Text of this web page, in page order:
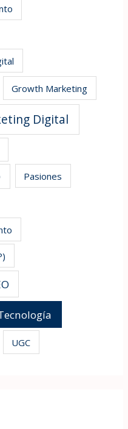
Growth Marketing
Digital
Pasiones
UGC